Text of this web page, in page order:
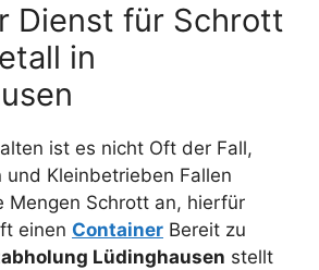
Dienst für Schrott
in
ist es nicht Oft der Fall,
und Kleinbetrieben Fallen
Mengen Schrott an, hierfür
einen Container Bereit zu
Lüdinghausen stellt